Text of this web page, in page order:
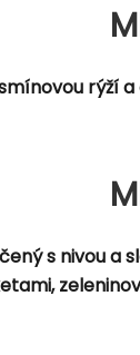
hranolky,
rýží
s nivou a